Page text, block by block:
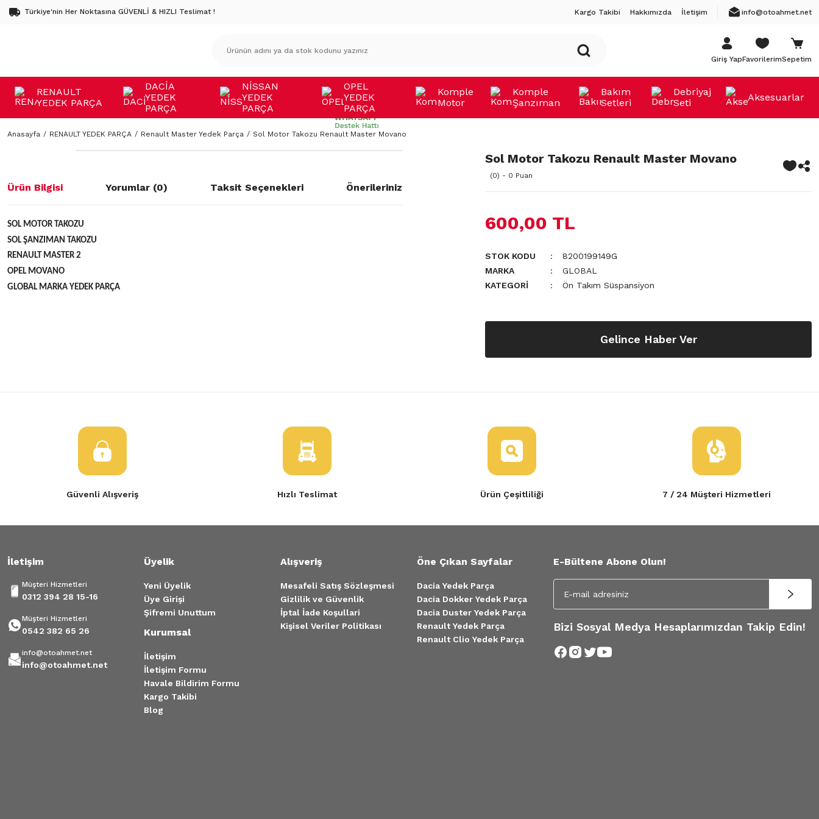
Türkiye'nin Her Noktasına GÜVENLİ & HIZLI Teslimat ! Kargo Takibi Hakkımızda İletişim info@otoahmet.net
Giriş YapFavorilerimSepetim
RENAULT
YEDEK PARÇA
DACİA
YEDEK
PARÇA
NİSSAN
YEDEK
PARÇA
OPEL
YEDEK
PARÇA
Komple
Motor
Komple
Şanzıman
Bakım
Setleri
Debriyaj
Seti
Aksesuarlar
Anasayfa RENAULT YEDEK PARÇA Renault Master Yedek Parça Sol Motor Takozu Renault Master Movano
Ürün Bilgisi Yorumlar (0) Taksit Seçenekleri Önerileriniz
SOL MOTOR TAKOZU
SOL ŞANZIMAN TAKOZU
RENAULT MASTER 2
OPEL MOVANO
GLOBAL MARKA YEDEK PARÇA
Ürün açıklamasında eksik bilgiler bulunuyor.
Ürün bilgilerinde hatalar bulunuyor.
Ürün fiyatı diğer sitelerden daha pahalı.
Sol Motor Takozu Renault Master Movano
(0) - 0 Puan
600,00 TL
STOK KODU
8200199149G
MARKA
GLOBAL
KATEGORI
Ön Takım Süspansiyon
Gelince Haber Ver
Güvenli Alışveriş Hızlı Teslimat Ürün Çeşitliliği 7 / 24 Müşteri Hizmetleri
İletişim
Müşteri Hizmetleri
0312 394 28 15-16
Müşteri Hizmetleri
0542 382 65 26
info@otoahmet.net
info@otoahmet.net
Üyelik
Yeni Üyelik
Üye Girişi
Şifremi Unuttum
Kurumsal
İletişim
İletişim Formu
Havale Bildirim Formu
Kargo Takibi
Blog
Alışveriş
Mesafeli Satış Sözleşmesi
Gizlilik ve Güvenlik
İptal İade Koşullari
Kişisel Veriler Politikası
Öne Çıkan Sayfalar
Dacia Yedek Parça
Dacia Dokker Yedek Parça
Dacia Duster Yedek Parça
Renault Yedek Parça
Renault Clio Yedek Parça
E-Bültene Abone Olun!
Bizi Sosyal Medya Hesaplarımızdan Takip Edin!